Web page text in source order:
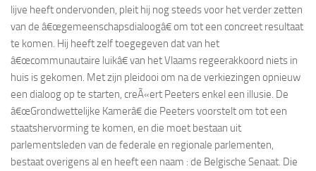
lijve heeft ondervonden, pleit hij nog steeds voor het verder zetten
van de â€œgemeenschapsdialoogâ€ om tot een concreet resultaat
te komen. Hij heeft zelf toegegeven dat van het
â€œcommunautaire luikâ€ van het Vlaams regeerakkoord niets in
huis is gekomen. Met zijn pleidooi om na de verkiezingen opnieuw
een dialoog op te starten, creÃ«ert Peeters enkel een illusie. De
â€œGrondwettelijke Kamerâ€ die Peeters voorstelt om tot een
staatshervorming te komen, en die moet bestaan uit
parlementsleden van de federale en regionale parlementen,
bestaat overigens al en heeft een naam : de Belgische Senaat. Die